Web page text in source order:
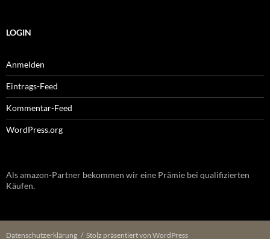
LOGIN
Anmelden
Eintrags-Feed
Kommentar-Feed
WordPress.org
Als amazon-Partner bekommen wir eine Prämie bei qualifizierten
Käufen.
Datenschutzerklärung Stolz präsentiert von WordPress